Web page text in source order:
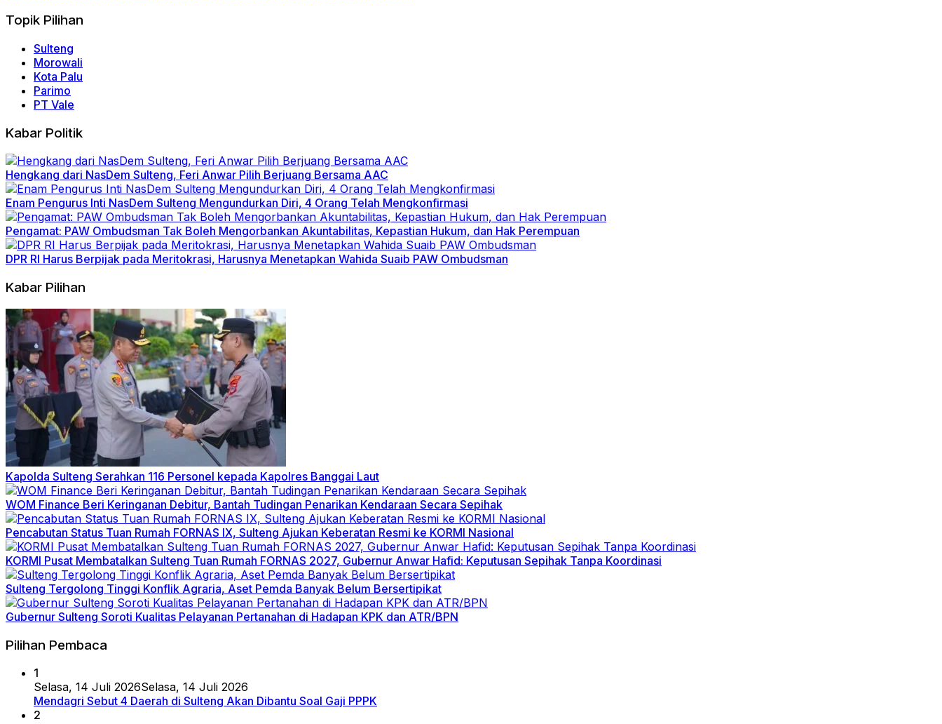
Topik Pilihan
Sulteng
Morowali
Kota Palu
Parimo
PT Vale
Kabar Politik
Hengkang dari NasDem Sulteng, Feri Anwar Pilih Berjuang Bersama AAC
Enam Pengurus Inti NasDem Sulteng Mengundurkan Diri, 4 Orang Telah Mengkonfirmasi
Pengamat: PAW Ombudsman Tak Boleh Mengorbankan Akuntabilitas, Kepastian Hukum, dan Hak Perempuan
DPR RI Harus Berpijak pada Meritokrasi, Harusnya Menetapkan Wahida Suaib PAW Ombudsman
Kabar Pilihan
Kapolda Sulteng Serahkan 116 Personel kepada Kapolres Banggai Laut
WOM Finance Beri Keringanan Debitur, Bantah Tudingan Penarikan Kendaraan Secara Sepihak
Pencabutan Status Tuan Rumah FORNAS IX, Sulteng Ajukan Keberatan Resmi ke KORMI Nasional
KORMI Pusat Membatalkan Sulteng Tuan Rumah FORNAS 2027, Gubernur Anwar Hafid: Keputusan Sepihak Tanpa Koordinasi
Sulteng Tergolong Tinggi Konflik Agraria, Aset Pemda Banyak Belum Bersertipikat
Gubernur Sulteng Soroti Kualitas Pelayanan Pertanahan di Hadapan KPK dan ATR/BPN
Pilihan Pembaca
1
Selasa, 14 Juli 2026Selasa, 14 Juli 2026
Mendagri Sebut 4 Daerah di Sulteng Akan Dibantu Soal Gaji PPPK
2